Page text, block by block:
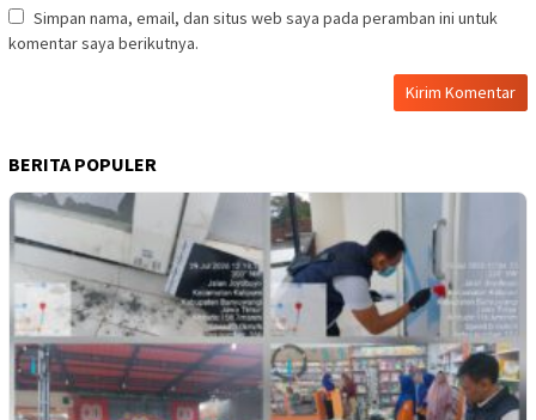
Simpan nama, email, dan situs web saya pada peramban ini untuk
komentar saya berikutnya.
BERITA POPULER